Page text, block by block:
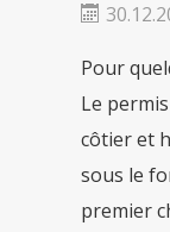
Pour
Le
côtier et
sous le
premier